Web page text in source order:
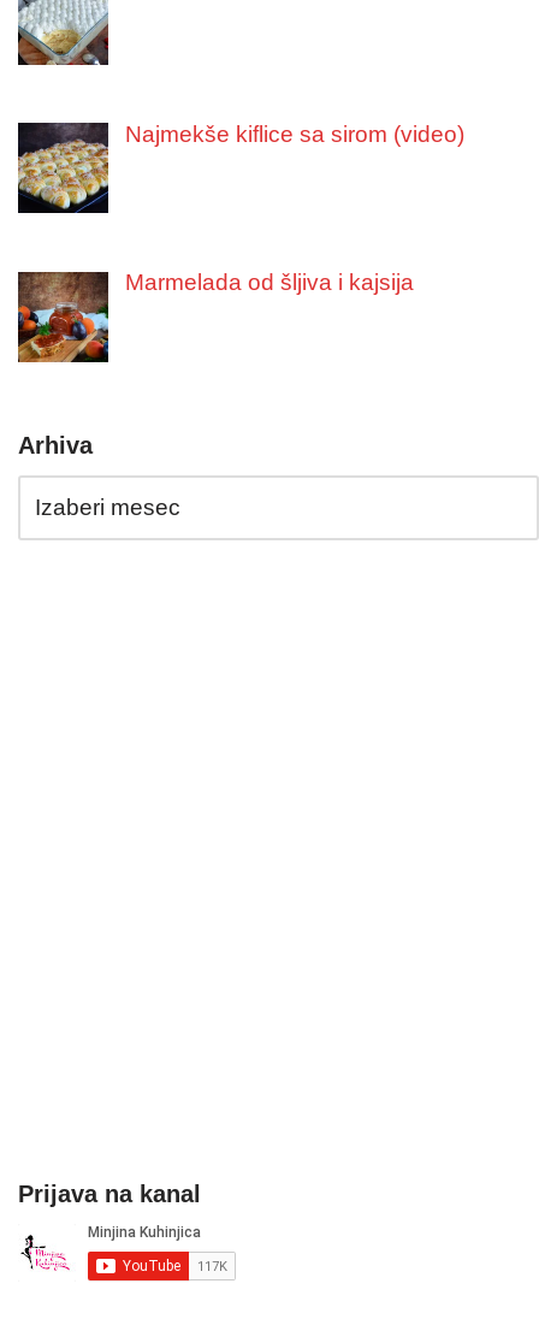
Najmekše kiflice sa sirom (video)
Marmelada od šljiva i kajsija
Arhiva
Prijava na kanal